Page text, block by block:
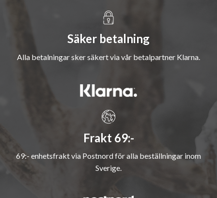
Säker betalning
Alla betalningar sker säkert via vår betalpartner Klarna.
Frakt 69:-
69:- enhetsfrakt via Postnord för alla beställningar inom
Sverige.